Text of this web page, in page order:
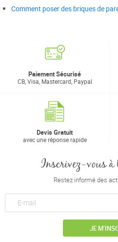
Comment poser des briques de
Paiement Sécurisé
CB, Visa, Mastercard, Paypal
Devis Gratuit
avec une réponse rapide
Inscrivez-vous à
Restez informé des
JE